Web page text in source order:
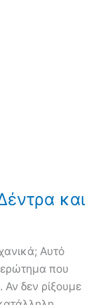
και
Αυτό
ερώτημα που
Αν δεν ρίξουμε